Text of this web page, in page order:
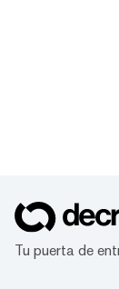
Tu puerta de